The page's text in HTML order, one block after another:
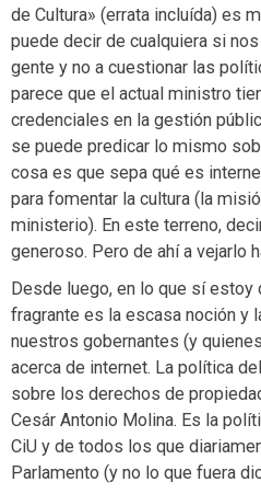
de Cultura» (errata incluída) es
puede decir de cualquiera si
gente y no a cuestionar las
parece que el actual ministro
credenciales en la gestión
se puede predicar lo mismo
cosa es que sepa qué es
para fomentar la cultura (la
ministerio). En este terreno,
generoso. Pero de ahí a vejarlo
Desde luego, en lo que sí estoy
fragrante es la escasa noción y
nuestros gobernantes (y
acerca de internet. La política
sobre los derechos de
Cesár Antonio Molina. Es la
CiU y de todos los que
Parlamento (y no lo que fuera